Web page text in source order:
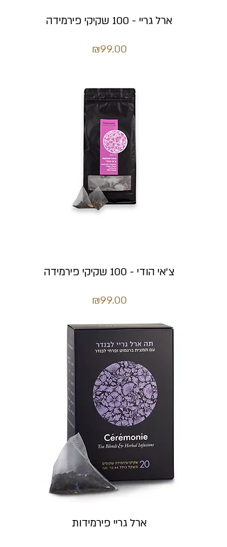
ארל גריי - 100 שקיקי פירמידה
מחיר
₪99.00
צ'אי הודי - 100 שקיקי פירמידה
מחיר
₪99.00
ארל גריי פירמידות